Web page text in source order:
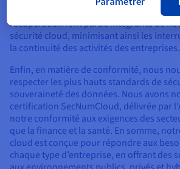
récupération. Des sauvegardes régulières
récupération font partie intégrante de
sécurité cloud, minimisant ainsi les
la continuité des activités des entreprises.
Enfin, en matière de conformité, nous
respecter les plus hauts standards de
souveraineté des données. Nous avons
certification SecNumCloud, délivrée par
notre conformité aux exigences des
que la finance et la santé. En somme,
cloud est conçue pour répondre aux
chaque type d’entreprise, en offrant des